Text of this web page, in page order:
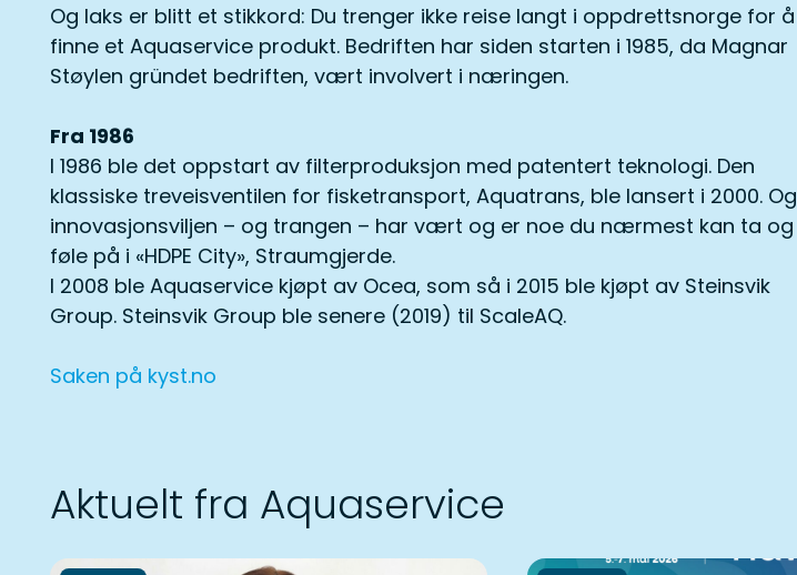
Og laks er blitt et stikkord: Du trenger ikke reise langt i oppdrettsnorge for å
finne et Aquaservice produkt. Bedriften har siden starten i 1985, da Magnar
Støylen gründet bedriften, vært involvert i næringen.
Fra 1986
I 1986 ble det oppstart av filterproduksjon med patentert teknologi. Den
klassiske treveisventilen for fisketransport, Aquatrans, ble lansert i 2000. Og
innovasjonsviljen – og trangen – har vært og er noe du nærmest kan ta og
føle på i «HDPE City», Straumgjerde.
I 2008 ble Aquaservice kjøpt av Ocea, som så i 2015 ble kjøpt av Steinsvik
Group. Steinsvik Group ble senere (2019) til ScaleAQ.
Saken på kyst.no
Aktuelt fra Aquaservice